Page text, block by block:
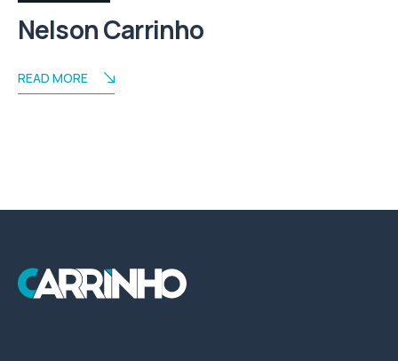
Nelson Carrinho
READ MORE